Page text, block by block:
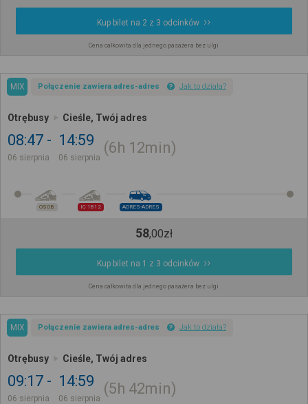
Kup bilet na 2 z 3 odcinków
Cena całkowita dla jednego pasażera bez ulgi
MIX Połączenie zawiera adres-adres Jak to działa?
Otrębusy Cieśle, Twój adres
08:47
06 sierpnia
14:59
06 sierpnia
6h 12min
OSOB. IC 1812 ADRES-ADRES
58,00zł
Kup bilet na 1 z 3 odcinków
Cena całkowita dla jednego pasażera bez ulgi
MIX Połączenie zawiera adres-adres Jak to działa?
Otrębusy Cieśle, Twój adres
09:17
06 sierpnia
14:59
06 sierpnia
5h 42min